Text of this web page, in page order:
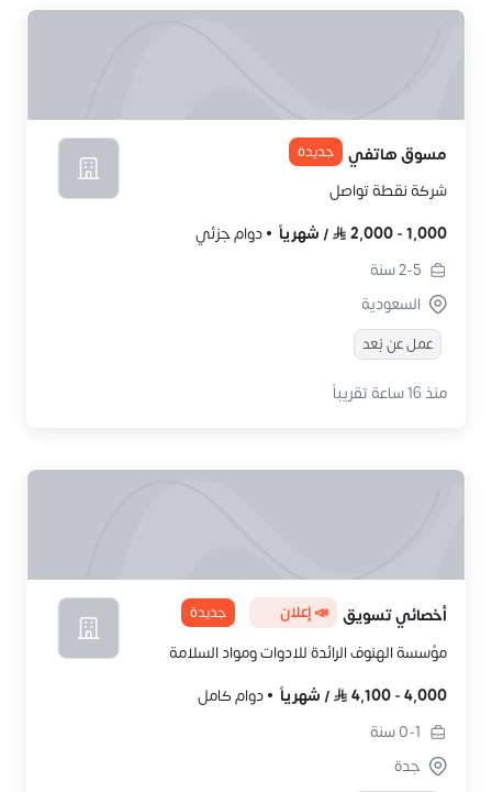
مسوق هاتفي جديدة
شركة نقطة تواصل
1,000
-
2,000
/ شهرياً
دوام جزئي
2-5سنة
السعودية
عمل عن بُعد
منذ 16 ساعة تقريباً
أخصائي تسويق 📣 إعلان جديدة
مؤسسة الهنوف الرائدة للادوات ومواد السلامة
4,000
-
4,100
/ شهرياً
دوام كامل
0-1سنة
جدة